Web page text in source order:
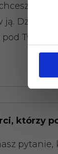
ją. Dziewięć
pod Twoimi
którzy
pytanie,